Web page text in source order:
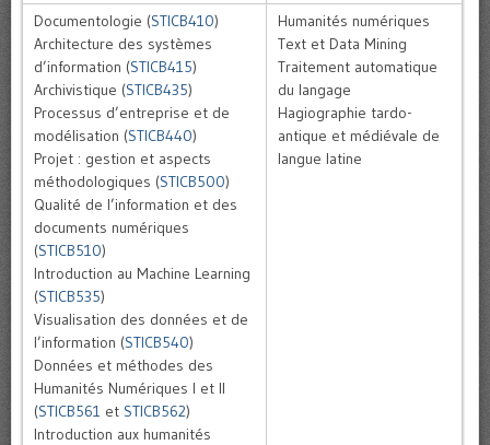
Documentologie (STICB410)
Architecture des systèmes
d’information (STICB415)
Archivistique (STICB435)
Processus d’entreprise et de
modélisation (STICB440)
Projet : gestion et aspects
méthodologiques (STICB500)
Qualité de l’information et des
documents numériques
(STICB510)
Introduction au Machine Learning
(STICB535)
Visualisation des données et de
l’information (STICB540)
Données et méthodes des
Humanités Numériques I et II
(STICB561 et STICB562)
Introduction aux humanités
Humanités numériques
Text et Data Mining
Traitement automatique
du langage
Hagiographie tardo-
antique et médiévale de
langue latine